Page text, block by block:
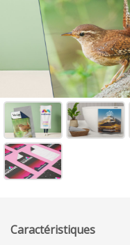
Caractéristiques